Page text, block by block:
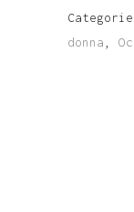
MO0070
donna